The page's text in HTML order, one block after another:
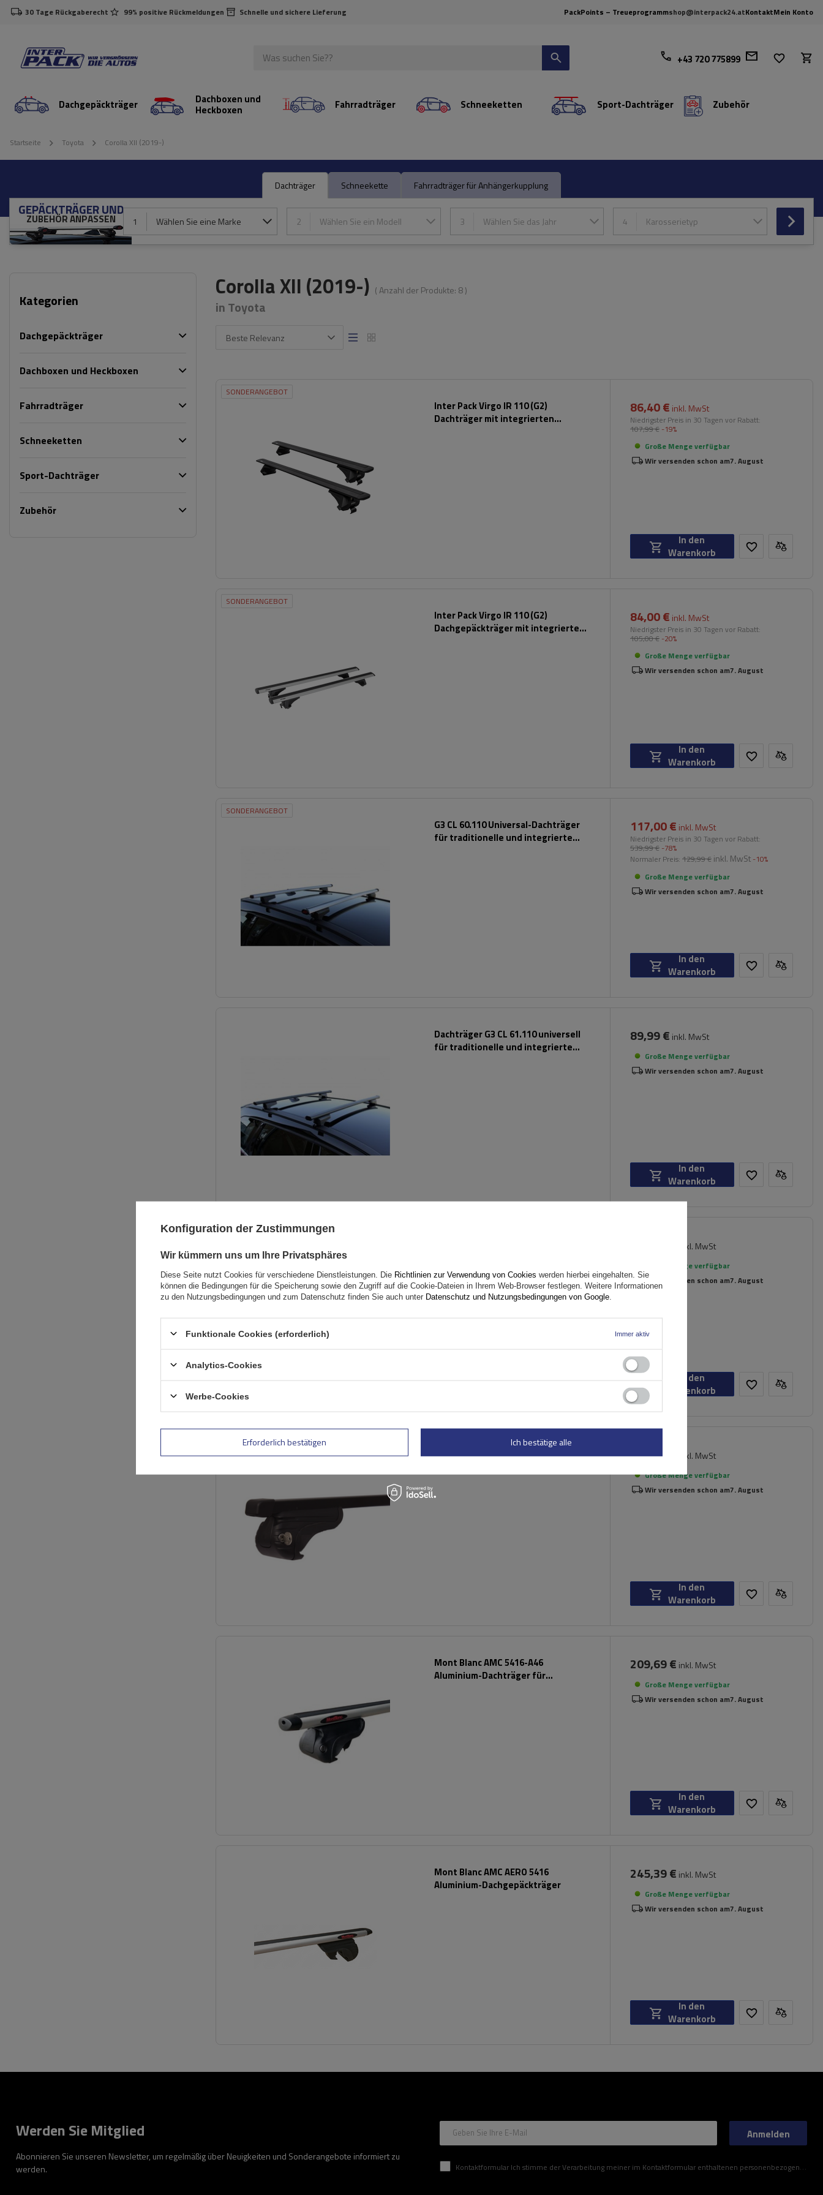
30 Tage Rückgaberecht 99% positive Rückmeldungen Schnelle und sichere Lieferung PackPoints – Treueprogrammshop@interpack24.atKontaktMein Konto
+43 720 775899
Dachgepäckträger Dachboxen und
Heckboxen Fahrradträger Schneeketten Sport-Dachträger Zubehör
Startseite Toyota Corolla XII (2019-)
Dachträger Schneekette Fahrradträger für Anhängerkupplung
GEPÄCKTRÄGER UND
ZUBEHÖR ANPASSEN 1 Wählen Sie eine Marke 2 Wählen Sie ein Modell 3 Wählen Sie das Jahr 4 Karosserietyp
Kategorien
Dachgepäckträger
Dachboxen und Heckboxen
Fahrradträger
Schneeketten
Sport-Dachträger
Zubehör
Corolla XII (2019-) ( Anzahl der Produkte: 8)
in Toyota
Beste Relevanz
SONDERANGEBOT
Inter Pack Virgo IR 110 (G2)
Dachträger mit integrierten
86,40 € inkl. MwSt
Niedrigster Preis in 30 Tagen vor Rabatt:
107,99 € -19%
Große Menge verfügbar
Wir versenden schon am7. August
In den
Warenkorb
SONDERANGEBOT
Inter Pack Virgo IR 110 (G2)
Dachgepäckträger mit integrierten
84,00 € inkl. MwSt
Niedrigster Preis in 30 Tagen vor Rabatt:
105,00 € -20%
Große Menge verfügbar
Wir versenden schon am7. August
In den
Warenkorb
SONDERANGEBOT
G3 CL 60.110 Universal-Dachträger
für traditionelle und integrierte
117,00 € inkl. MwSt
Niedrigster Preis in 30 Tagen vor Rabatt:
539,99 € -78%
Normaler Preis: 129,99 € inkl. MwSt -10%
Große Menge verfügbar
Wir versenden schon am7. August
In den
Warenkorb
Dachträger G3 CL 61.110 universell
für traditionelle und integrierte
89,99 € inkl. MwSt
Große Menge verfügbar
Wir versenden schon am7. August
In den
Warenkorb
Aluminiumschienen
inkl. MwSt
Große Menge verfügbar
Wir versenden schon am7. August
In den
Warenkorb
Mont Blanc AMC 5416
165,49 € inkl. MwSt
Große Menge verfügbar
Wir versenden schon am7. August
In den
Warenkorb
Mont Blanc AMC 5416-A46
Aluminium-Dachträger für
209,69 € inkl. MwSt
Große Menge verfügbar
Wir versenden schon am7. August
In den
Warenkorb
Mont Blanc AMC AERO 5416
Aluminium-Dachgepäckträger
245,39 € inkl. MwSt
Große Menge verfügbar
Wir versenden schon am7. August
In den
Warenkorb
Werden Sie Mitglied
Abonnieren Sie unseren Newsletter, um regelmäßig über Neuigkeiten und Sonderangebote informiert zu
werden.
Geben Sie Ihre E-Mail
Kontaktformular Ich stimme der Verarbeitung meiner im Kontaktformular enthaltenen personenbezogenen Daten gemäß der Verordnung (EU) des Europäischen Parlaments und des Rates zu.
Anmelden
Konfiguration der Zustimmungen
Wir kümmern uns um Ihre Privatsphäres
Diese Seite nutzt Cookies für verschiedene Dienstleistungen. Die Richtlinien zur Verwendung von Cookies werden hierbei eingehalten. Sie
können die Bedingungen für die Speicherung sowie den Zugriff auf die Cookie-Dateien in Ihrem Web-Browser festlegen. Weitere Informationen
zu den Nutzungsbedingungen und zum Datenschutz finden Sie auch unter Datenschutz und Nutzungsbedingungen von Google
Funktionale Cookies (erforderlich) Immer aktiv
Analytics-Cookies
Werbe-Cookies
Erforderlich bestätigen Ich bestätige alle